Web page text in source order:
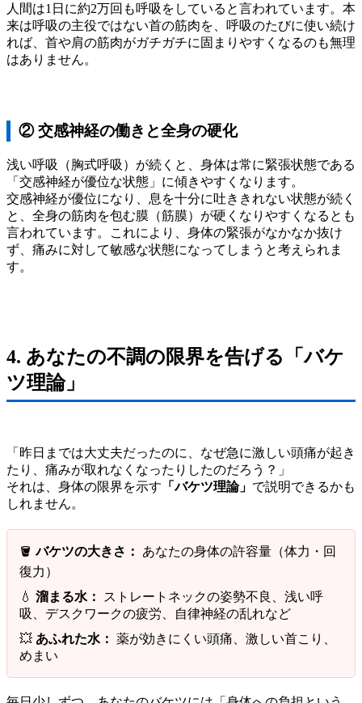
人間は1日に約2万回も呼吸をしていると言われています。本
来は呼吸の主役ではない首の筋肉を、呼吸のたびに使い続け
れば、首や肩の筋肉がガチガチに固まりやすくなるのも無理
はありません。
② 交感神経の働きと全身の硬化
浅い呼吸（胸式呼吸）が続くと、身体は常に緊張状態である
「交感神経が優位な状態」に傾きやすくなります。
交感神経が優位になり、息を十分に吐ききれない状態が続く
と、全身の筋肉を包む膜（筋膜）が硬くなりやすくなるとも
言われています。これにより、身体の緊張がなかなか抜け
ず、痛みに対して敏感な状態になってしまうと考えられま
す。
4. あなたの不調の限界を告げる「バケ
ツ理論」
「昨日までは大丈夫だったのに、なぜ急に激しい頭痛が起き
たり、痛みが取れなくなったりしたのだろう？」
それは、身体の限界を示す 「バケツ理論」 で説明できるかも
しれません。
🪣バケツの大きさ：
あなたの身体の許容量（体力・回
復力）
💧 溜まる水：
ストレートネックの姿勢不良、浅い呼
吸、デスクワークの疲労、自律神経の乱れなど
💥 あふれた水： 薬が効きにくい頭痛、激しい首こり、
めまい